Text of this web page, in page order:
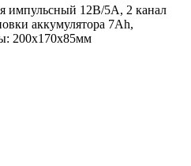
импульсный 12В/5А, 2 канал
аккумулятора 7Ah,
200x170x85мм